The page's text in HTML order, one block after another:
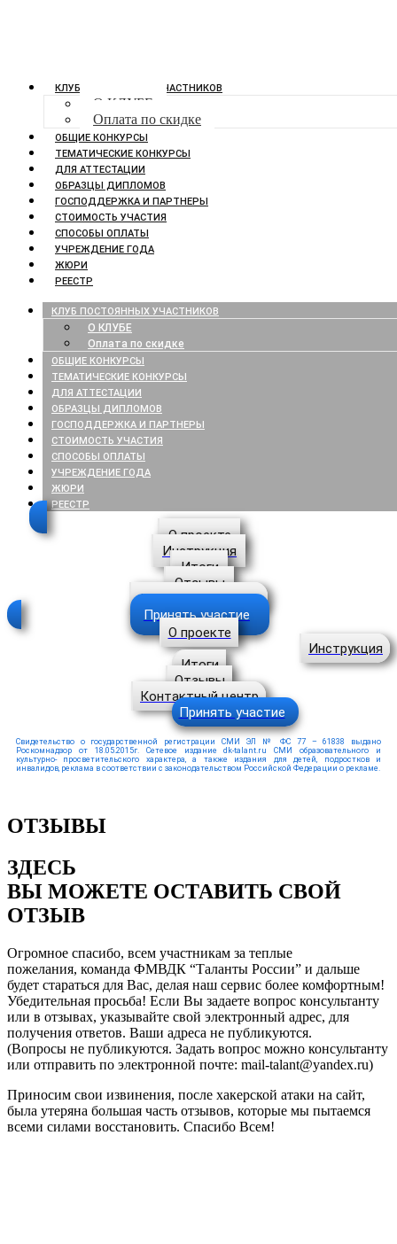
КЛУБ ПОСТОЯННЫХ УЧАСТНИКОВ
О КЛУБЕ
Оплата по скидке
ОБЩИЕ КОНКУРСЫ
ТЕМАТИЧЕСКИЕ КОНКУРСЫ
ДЛЯ АТТЕСТАЦИИ
ОБРАЗЦЫ ДИПЛОМОВ
ГОСПОДДЕРЖКА И ПАРТНЕРЫ
СТОИМОСТЬ УЧАСТИЯ
СПОСОБЫ ОПЛАТЫ
УЧРЕЖДЕНИЕ ГОДА
ЖЮРИ
РЕЕСТР
КЛУБ ПОСТОЯННЫХ УЧАСТНИКОВ
О КЛУБЕ
Оплата по скидке
ОБЩИЕ КОНКУРСЫ
ТЕМАТИЧЕСКИЕ КОНКУРСЫ
ДЛЯ АТТЕСТАЦИИ
ОБРАЗЦЫ ДИПЛОМОВ
ГОСПОДДЕРЖКА И ПАРТНЕРЫ
СТОИМОСТЬ УЧАСТИЯ
СПОСОБЫ ОПЛАТЫ
УЧРЕЖДЕНИЕ ГОДА
ЖЮРИ
РЕЕСТР
О проекте
Инструкция
Итоги
Отзывы
Контактный центр
Принять участие
О проекте
Инструкция
Итоги
Отзывы
Контактный центр
Принять участие
Свидетельство о государственной регистрации СМИ ЭЛ № ФС 77 – 61838 выдано
Роскомнадзор от 18.05.2015г. Сетевое издание dk-talant.ru СМИ образовательного и
культурно- просветительского характера, а также издания для детей, подростков и
инвалидов, реклама в соответствии с законодательством Российской Федерации о рекламе.
ОТЗЫВЫ
ЗДЕСЬ
ВЫ МОЖЕТЕ ОСТАВИТЬ СВОЙ
ОТЗЫВ
Огромное спасибо, всем участникам за теплые
пожелания, команда ФМВДК “Таланты России” и дальше
будет стараться для Вас, делая наш сервис более комфортным!
Убедительная просьба! Если Вы задаете вопрос консультанту
или в отзывах, указывайте свой электронный адрес, для
получения ответов. Ваши адреса не публикуются.
(Вопросы не публикуются. Задать вопрос можно консультанту
или отправить по электронной почте: mail-talant@yandex.ru)
Приносим свои извинения, после хакерской атаки на сайт,
была утеряна большая часть отзывов, которые мы пытаемся
всеми силами восстановить. Спасибо Всем!